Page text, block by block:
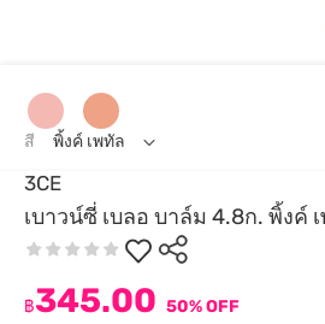
3CE
เบาวน์ซี่ เบลอ บาล์ม 4.8ก. พิ้งค์
฿345.00 50% OFF
สี พิ้งค์ เพทัล